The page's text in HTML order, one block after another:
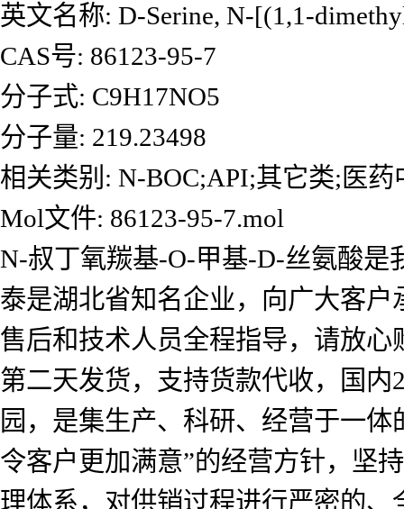
英文名称: D-Serine, N-[(1,1-
CAS号: 86123-95-7
分子式: C9H17NO5
分子量: 219.23498
相关类别: N-BOC;API;其它类;医药
Mol文件: 86123-95-7.mol
N-叔丁氧羰基-O-甲基-D-丝氨酸
泰是湖北省知名企业，向广大客
售后和技术人员全程指导，请放
第二天发货，支持货款代收，国
园，是集生产、科研、经营于一
令客户更加满意”的经营方针，坚
理体系，对供销过程进行严密的